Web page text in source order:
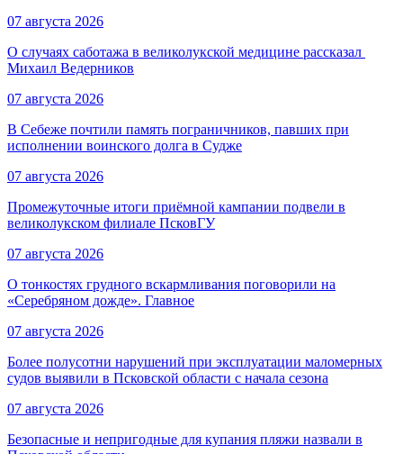
07 августа 2026
О случаях саботажа в великолукской медицине рассказал ​
Михаил Ведерников
07 августа 2026
В Себеже почтили память пограничников, павших при
исполнении воинского долга в Судже
07 августа 2026
Промежуточные итоги приёмной кампании подвели в
великолукском филиале ПсковГУ
07 августа 2026
О тонкостях грудного вскармливания поговорили на
«Серебряном дожде». Главное
07 августа 2026
Более полусотни нарушений при эксплуатации маломерных
судов выявили в Псковской области с начала сезона
07 августа 2026
Безопасные и непригодные для купания пляжи назвали в